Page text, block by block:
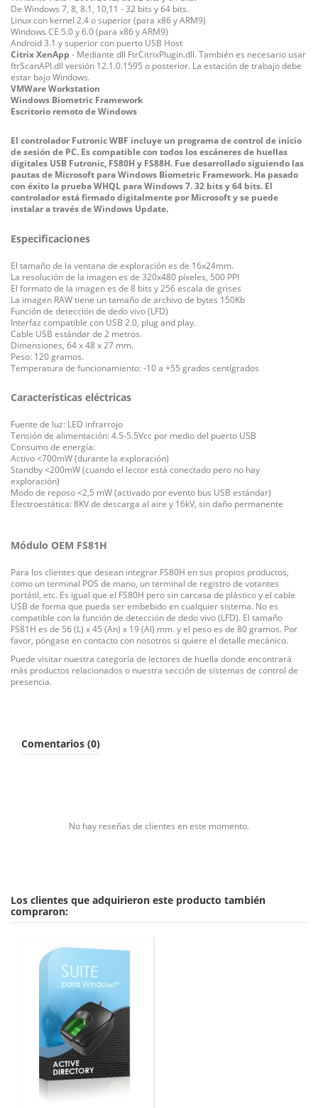
De Windows 7, 8, 8.1, 10,11 - 32 bits y 64 bits.
Linux con kernel 2.4 o superior (para x86 y ARM9)
Windows CE 5.0 y 6.0 (para x86 y ARM9)
Android 3.1 y superior con puerto USB Host
Citrix XenApp - Mediante dll FtrCitrixPlugin.dll. También es necesario usar
ftrScanAPI.dll versión 12.1.0.1595 o posterior. La estación de trabajo debe
estar bajo Windows.
VMWare Workstation
Windows Biometric Framework
Escritorio remoto de Windows
El controlador Futronic WBF incluye un programa de control de inicio
de sesión de PC. Es compatible con todos los escáneres de huellas
digitales USB Futronic, FS80H y FS88H. Fue desarrollado siguiendo las
pautas de Microsoft para Windows Biometric Framework. Ha pasado
con éxito la prueba WHQL para Windows 7. 32 bits y 64 bits. El
controlador está firmado digitalmente por Microsoft y se puede
instalar a través de Windows Update.
Especificaciones
El tamaño de la ventana de exploración es de 16x24mm.
La resolución de la imagen es de 320x480 píxeles, 500 PPI
El formato de la imagen es de 8 bits y 256 escala de grises
La imagen RAW tiene un tamaño de archivo de bytes 150Kb
Función de detección de dedo vivo (LFD)
Interfaz compatible con USB 2.0, plug and play.
Cable USB estándar de 2 metros.
Dimensiones, 64 x 48 x 27 mm.
Peso: 120 gramos.
Temperatura de funcionamiento: -10 a +55 grados centígrados
Características eléctricas
Fuente de luz: LED infrarrojo
Tensión de alimentación: 4.5-5.5Vcc por medio del puerto USB
Consumo de energía:
Activo <700mW (durante la exploración)
Standby <200mW (cuando el lector está conectado pero no hay
exploración)
Modo de reposo <2,5 mW (activado por evento bus USB estándar)
Electroestática: 8KV de descarga al aire y 16kV, sin daño permanente
Módulo OEM FS81H
Para los clientes que desean integrar FS80H en sus propios productos,
como un terminal POS de mano, un terminal de registro de votantes
portátil, etc. Es igual que el FS80H pero sin carcasa de plástico y el cable
USB de forma que pueda ser embebido en cualquier sistema. No es
compatible con la función de detección de dedo vivo (LFD). El tamaño
FS81H es de 56 (L) x 45 (An) x 19 (Al) mm. y el peso es de 80 gramos. Por
favor, póngase en contacto con nosotros si quiere el detalle mecánico.
Puede visitar nuestra categoría de lectores de huella donde encontrará
más productos relacionados o nuestra sección de sistemas de control de
presencia.
Comentarios (0)
No hay reseñas de clientes en este momento.
Los clientes que adquirieron este producto también
compraron: